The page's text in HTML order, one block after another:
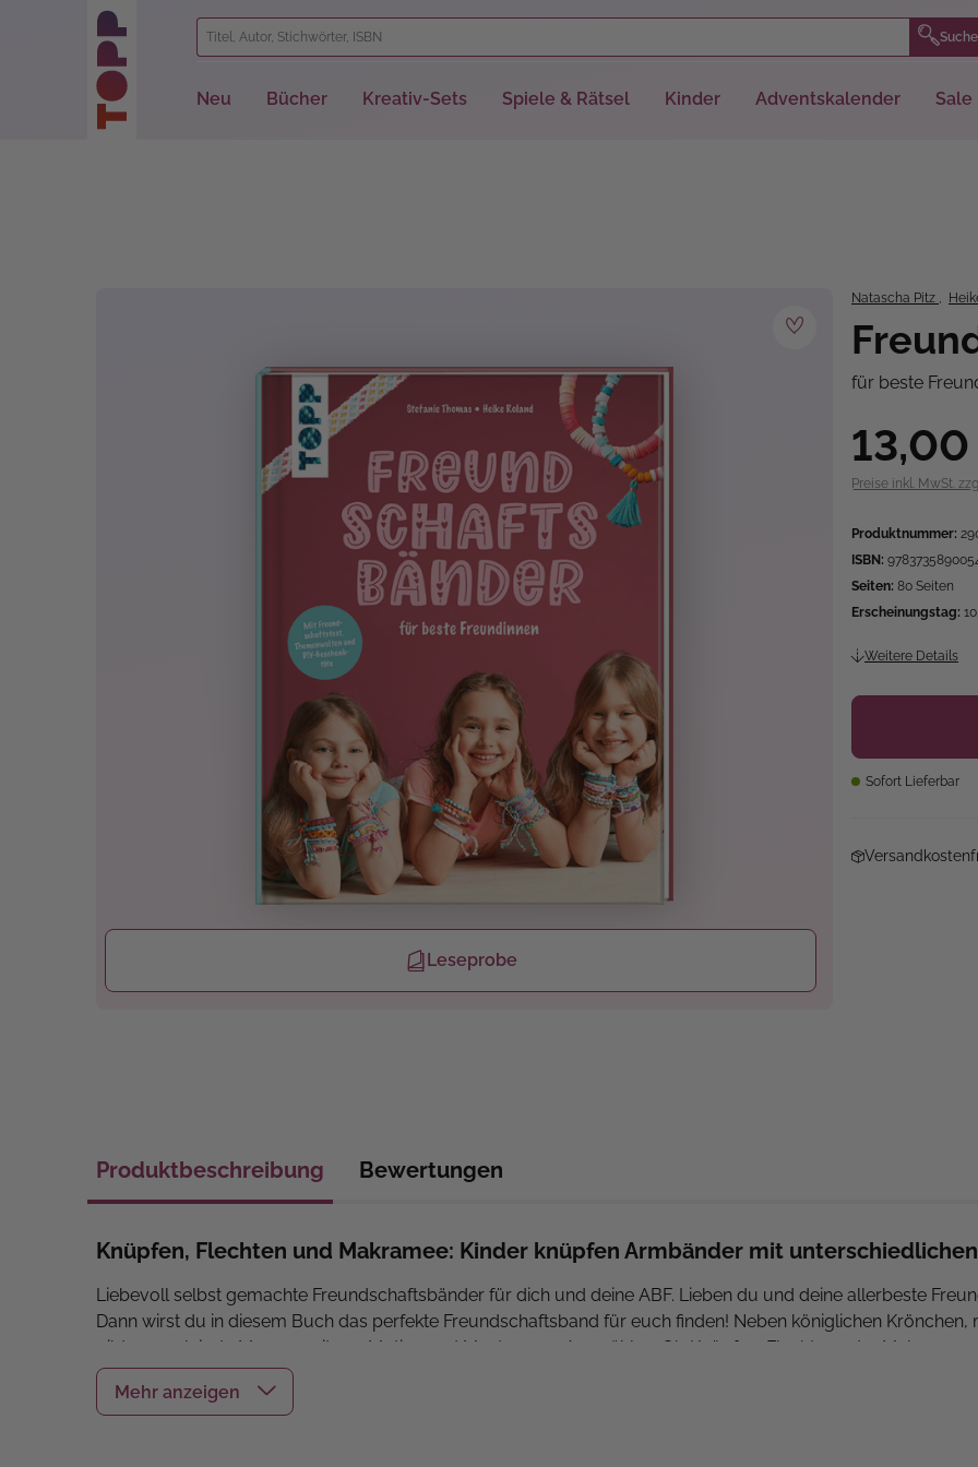
Zur Hauptnavigation springen
Neu Bücher Kreativ-Sets Spiele & Rätsel Kinder Adventskalender Sale
Leseprobe
Natascha Pitz ,
für beste
Preise inkl. MwSt.
Produktnummer:
ISBN:
Seiten: 80 Seiten
Erscheinungstag:
Weitere Details
Sofort Lieferbar
Produktbeschreibung Bewertungen
Knüpfen, Flechten und Makramee: Kinder knüpfen Armbänder mit
Liebevoll selbst gemachte Freundschaftsbänder für dich und deine ABF. Lieben du und deine allerbeste
Dann wirst du in diesem Buch das perfekte Freundschaftsband für euch finden! Neben königlichen
gibt es noch jede Menge weiterer Motive und Muster zum Auswählen. Ob Knüpfen, Flechten oder
Armbänder werden mit ganz unterschiedlichen Techniken und Materialien gearbeitet. Da ist bestimmt ein
das allen zeigt: Wir sind die besten Freundinnen!